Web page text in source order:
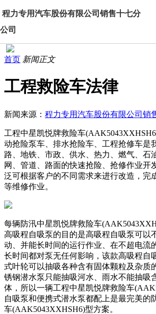
程力专用汽车股份有限公司销售十七分
公司
首页 新闻正文
工程救险车法律
新闻来源： 程力专用汽车股份有限公司销
工程中星凯悦牌救险车
动抢险泵车、排水抢险车、工程抢修车是
路、地铁、市政、供水、热力、燃气、石
网、管道、路面的快速抢险、抢修作业开
泛可根据客户的不同需求来进行改造，完
等维修作业。
每辆防汛中星凯悦牌救险车
高吸程自吸泵的目的是高吸程自吸泵可以
动、并能长时间的运行作业、在不超电流
长时间都对泵无任何影响，该款高吸程自
式叶轮可以抽吸各种含有固体颗粒及杂质
锈钢潜水泵只能抽吸河水、雨水不能抽吸
体，所以一辆工程中星凯悦牌救险车
自吸泵和便携式潜水泵都配上是最完美的
车(AAK5043XXHSH6)型方案。